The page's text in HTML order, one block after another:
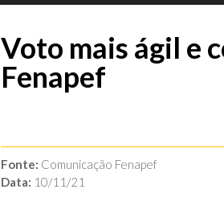
Voto mais ágil e
Fenapef
Fonte: Comunicação Fenapef
Data: 10/11/21